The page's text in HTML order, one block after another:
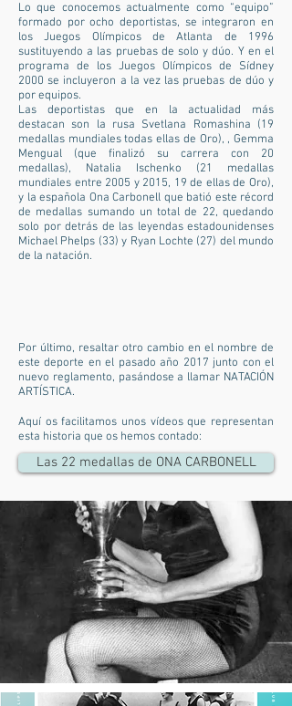
Lo que conocemos actualmente como “equipo”
formado por ocho deportistas, se integraron en
los Juegos Olímpicos de Atlanta de 1996
sustituyendo a las pruebas de solo y dúo. Y en el
programa de los Juegos Olímpicos de Sídney
2000 se incluyeron a la vez las pruebas de dúo y
por equipos.
Las deportistas que en la actualidad más
destacan son la rusa Svetlana Romashina (19
medallas mundiales todas ellas de Oro), , Gemma
Mengual (que finalizó su carrera con 20
medallas), Natalia Ischenko (21 medallas
mundiales entre 2005 y 2015, 19 de ellas de Oro),
y la española Ona Carbonell que batió este récord
de medallas sumando un total de 22, quedando
solo por detrás de las leyendas estadounidenses
Michael Phelps (33) y Ryan Lochte (27) del mundo
de la natación.
Por último, resaltar otro cambio en el nombre de
este deporte en el pasado año 2017 junto con el
nuevo reglamento, pasándose a llamar NATACIÓN
ARTÍSTICA.
Aquí os facilitamos unos vídeos que representan
esta historia que os hemos contado:
Las 22 medallas de ONA CARBONELL